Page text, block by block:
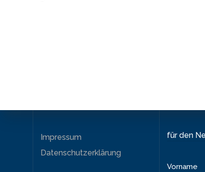
Impressum
Datenschutzerklärung
für den
Vorname